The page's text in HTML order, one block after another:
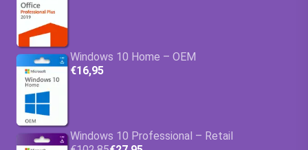
Windows 10 Home – OEM
€16,95
Windows 10 Professional – Retail